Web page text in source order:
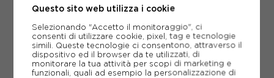
PIÙ INFORMAZIONI
SCHEDA TECNICA
Questo sito web utilizza i cookie
Selezionando "Accetto il monitoraggio", ci
consenti di utilizzare cookie, pixel, tag e tecnologie
simili. Queste tecnologie ci consentono, attraverso il
dispositivo ed il browser da te utilizzati, di
monitorare la tua attività per scopi di marketing e
funzionali, quali ad esempio la personalizzazione di